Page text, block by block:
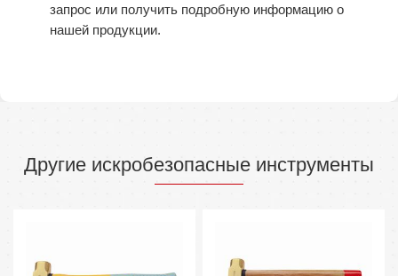
запрос или получить подробную информацию о
нашей продукции.
Другие искробезопасные инструменты